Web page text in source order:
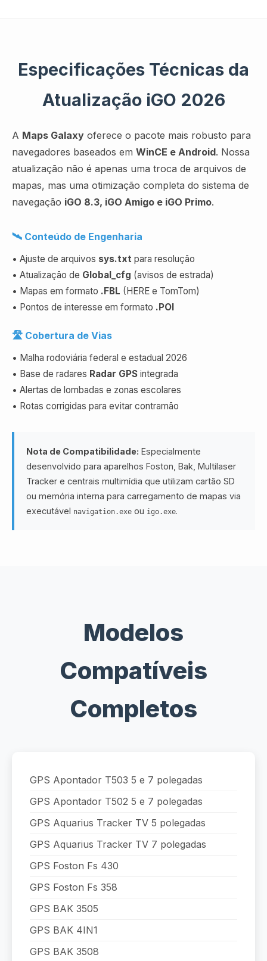
Especificações Técnicas da
Atualização iGO 2026
A Maps Galaxy oferece o pacote mais robusto para
navegadores baseados em WinCE e Android. Nossa
atualização não é apenas uma troca de arquivos de
mapas, mas uma otimização completa do sistema de
navegação iGO 8.3, iGO Amigo e iGO Primo.
🛰️ Conteúdo de Engenharia
• Ajuste de arquivos sys.txt para resolução
• Atualização de Global_cfg (avisos de estrada)
• Mapas em formato .FBL (HERE e TomTom)
• Pontos de interesse em formato .POI
🛣️ Cobertura de Vias
• Malha rodoviária federal e estadual 2026
• Base de radares Radar GPS integrada
• Alertas de lombadas e zonas escolares
• Rotas corrigidas para evitar contramão
Nota de Compatibilidade: Especialmente
desenvolvido para aparelhos Foston, Bak, Multilaser
Tracker e centrais multimídia que utilizam cartão SD
ou memória interna para carregamento de mapas via
executável navigation.exe ou igo.exe.
Modelos
Compatíveis
Completos
GPS Apontador T503 5 e 7 polegadas
GPS Apontador T502 5 e 7 polegadas
GPS Aquarius Tracker TV 5 polegadas
GPS Aquarius Tracker TV 7 polegadas
GPS Foston Fs 430
GPS Foston Fs 358
GPS BAK 3505
GPS BAK 4IN1
GPS BAK 3508